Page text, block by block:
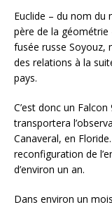
Euclide – du nom du
père de la géométrie
fusée russe Soyouz,
des relations à la
pays.
C’est donc un
transportera
Canaveral, en
reconfiguration de
d’environ un an.
Dans environ un